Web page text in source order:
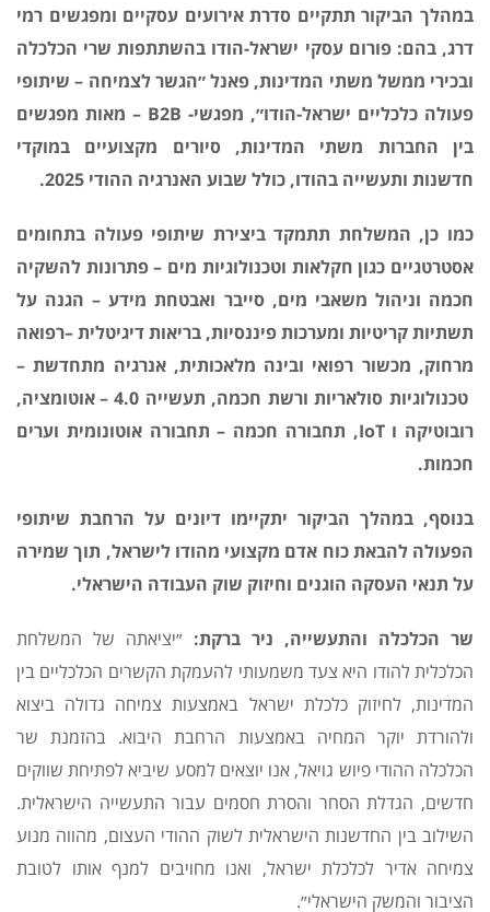
במהלך הביקור תתקיים סדרת אירועים עסקיים ומפגשים רמי
דרג, בהם: פורום עסקי ישראל-הודו בהשתתפות שרי הכלכלה
ובכירי ממשל משתי המדינות, פאנל ״הגשר לצמיחה – שיתופי
פעולה כלכליים ישראל-הודו״, מפגשי-
– מאות מפגשים
בין החברות משתי המדינות, סיורים מקצועיים במוקדי
חדשנות ותעשייה בהודו, כולל שבוע האנרגיה ההודי 2025.
כמו כן, המשלחת תתמקד ביצירת שיתופי פעולה בתחומים
אסטרטגיים כגון חקלאות וטכנולוגיות מים –פתרונות להשקיה
חכמה וניהול משאבי מים, סייבר ואבטחת מידע – הגנה על
תשתיות קריטיות ומערכות פיננסיות, בריאות דיגיטלית–רפואה
מרחוק, מכשור רפואי ובינה מלאכותית, אנרגיה מתחדשת –
טכנולוגיות סולאריות ורשת חכמה, תעשייה 4.0
–אוטומציה,
רובוטיקה וIoT, תחבורה חכמה – תחבורה אוטונומית וערים
חכמות.
בנוסף, במהלך הביקור יתקיימו דיונים על הרחבת שיתופי
הפעולה להבאת כוח אדם מקצועי מהודו לישראל, תוך שמירה
על תנאי העסקה הוגנים וחיזוק שוק העבודה הישראלי.
שר הכלכלה והתעשייה, ניר ברקת: ״יציאתה של המשלחת
הכלכלית להודו היא צעד משמעותי להעמקת הקשרים הכלכליים בין
המדינות, לחיזוק כלכלת ישראל באמצעות צמיחה גדולה ביצוא
ולהורדת יוקר המחיה באמצעות הרחבת היבוא. בהזמנת שר
הכלכלה ההודי פיוש גויאל, אנו יוצאים למסע שיביא לפתיחת שווקים
חדשים, הגדלת הסחר והסרת חסמים עבור התעשייה הישראלית.
השילוב בין החדשנות הישראלית לשוק ההודי העצום, מהווה מנוע
צמיחה אדיר לכלכלת ישראל, ואנו מחויבים למנף אותו לטובת
הציבור והמשק הישראלי״.